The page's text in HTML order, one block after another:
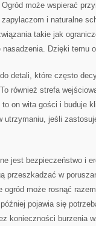
może wspierać
i naturalne
takie jak
Dzięki temu
detali, które często
również strefa
on wita gości i buduje
utrzymaniu, jeśli
jest bezpieczeństwo i
przeszkadzać w
może rosnąć
pojawia się
konieczności burzenia